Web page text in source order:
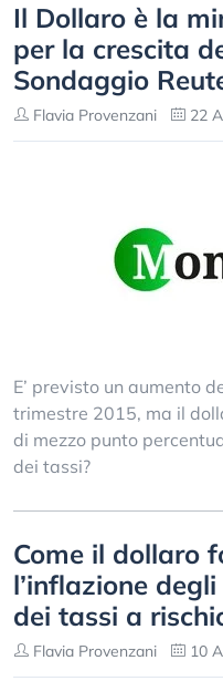
Il Dollaro è la
per la crescita
Sondaggio
Flavia Provenzani 22
E’ previsto un aumento
trimestre 2015, ma il
di mezzo punto
dei tassi?
Come il dollaro
l’inflazione
dei tassi a
Flavia Provenzani 10